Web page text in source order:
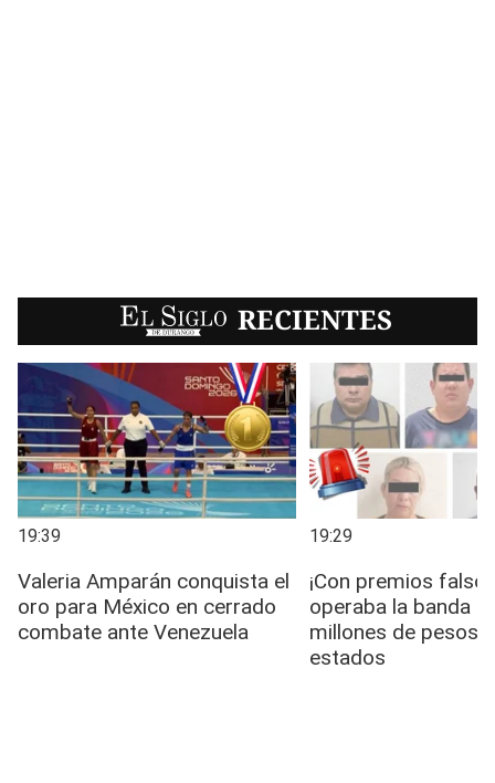
EL SIGLO RECIENTES